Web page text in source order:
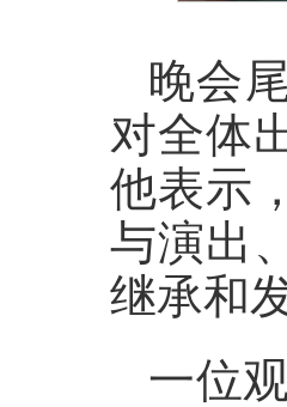
晚会
对全体
他表示
与演出
继承和
一位